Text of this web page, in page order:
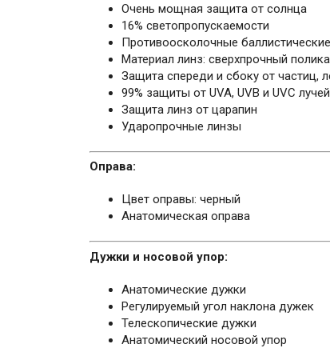
Очень мощная защита от солнца
16% светопропускаемости
Противоосколочные
Материал линз: сверхпрочный
Защита спереди и сбоку от частиц,
99% защиты от UVA, UVB и UVC лучей
Защита линз от царапин
Ударопрочные линзы
Оправа:
Цвет оправы: черный
Анатомическая оправа
Дужки и носовой упор:
Анатомические дужки
Регулируемый угол наклона дужек
Телескопические дужки
Анатомический носовой упор